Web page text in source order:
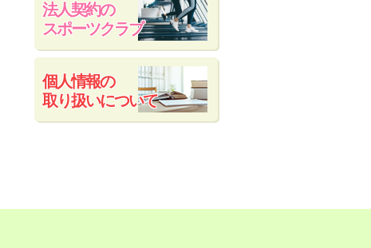
法人契約の
スポーツクラブ
個人情報の
取り扱いについて